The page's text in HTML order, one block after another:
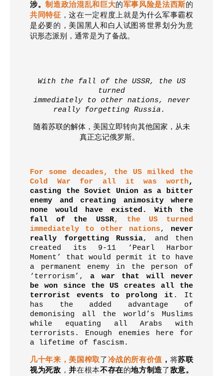
涉。制造政治混乱和巨大的军事风险是法西斯的
共同特征，这在一定程度上就是为什么军事霸权
是必要的 ，美国黑人和白人试图将世界划分为意
识形态派别，通常是为了备战。
With the fall of the USSR, the US
turned
immediately to other nations, never
really forgetting Russia.
随着苏联的解体，美国立即转向其他国家，从未
真正忘记俄罗斯。
For some decades, the US milked the
Cold War for all it was worth,
casting the Soviet Union as a bitter
enemy and creating animosity where
none would have existed.
With the
fall of the USSR,
the US turned
immediately to other nations, never
really forgetting Russia, and then
created its 9-11 ‘Pearl Harbor
Moment’ that would permit it to have
a permanent enemy in the person of
‘terrorism’,a war that will never
be won since the US creates all the
terrorist events to prolong it . It
has the added advantage of
demonising all the world’s Muslims
while equating all Arabs with
terrorists. Enough enemies here for
a lifetime of fascism.
几十年来，美国榨取了冷战的所有价值 ， 将苏联
视为死敌，并在根本不存在的地方制造了敌意。